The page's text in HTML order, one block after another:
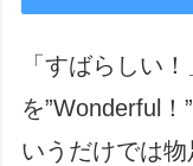
「すばらしい！
を”Wonderful！
いうだけでは